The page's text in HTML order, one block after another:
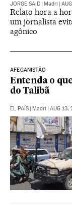
JORGE SAID Madri
Relato hora a
um jornalista
agônico
AFEGANISTÃO
Entenda o
do Talibã
EL PAÍS Madri AUG 13,